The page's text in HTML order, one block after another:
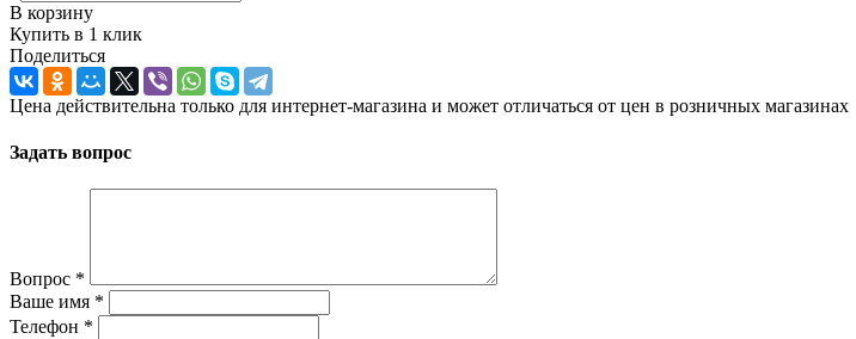
В корзину
Купить в 1 клик
Поделиться
Цена действительна только для интернет-магазина и может отличаться от цен в розничных магазинах
Задать вопрос
Вопрос *
Ваше имя *
Телефон *